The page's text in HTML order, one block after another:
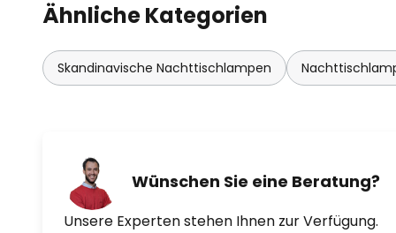
Ähnliche Kategorien
Skandinavische Nachttischlampen
Wünschen Sie eine Beratung?
Unsere Experten stehen Ihnen zur Verfügung.